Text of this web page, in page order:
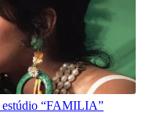
estúdio “FAMILIA”